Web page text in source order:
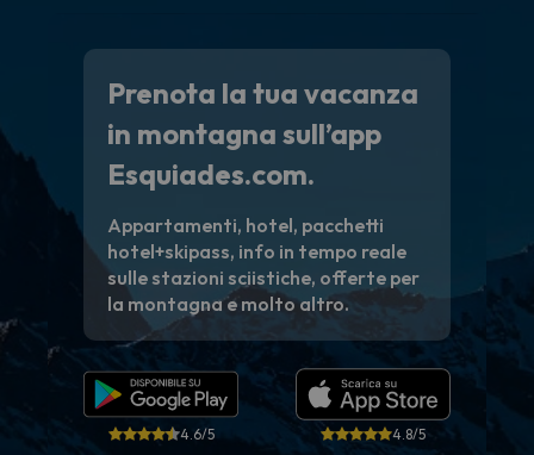
Prenota la tua vacanza
in montagna sull’app
Esquiades.com.
Appartamenti, hotel, pacchetti
hotel+skipass, info in tempo reale
sulle stazioni sciistiche, offerte per
la montagna e molto altro.
4.6/5 4.8/5